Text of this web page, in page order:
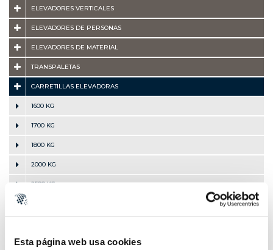
Esta página web usa cookies
ELEVADORES VERTICALES
ELEVADORES DE PERSONAS
ELEVADORES DE MATERIAL
TRANSPALETAS
CARRETILLAS ELEVADORAS
1600 KG
1700 KG
1800 KG
2000 KG
2500 KG
4000 KG